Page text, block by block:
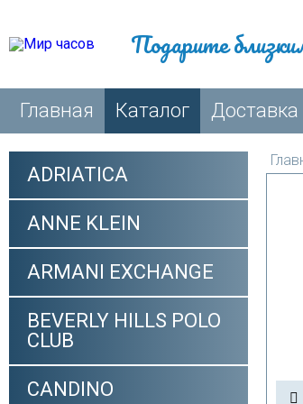
Подарите
Главная Каталог Доставка
ADRIATICA
ANNE KLEIN
ARMANI EXCHANGE
BEVERLY HILLS POLO
CLUB
CANDINO